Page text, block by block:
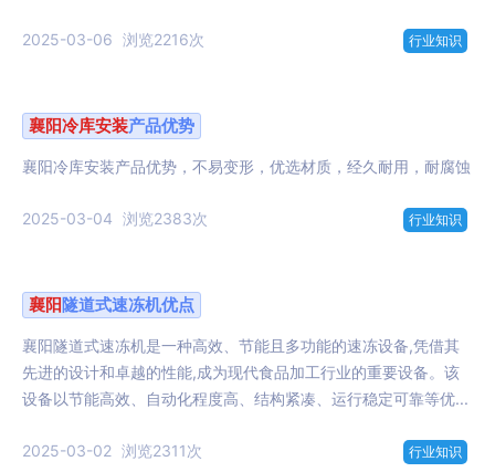
2025-03-06 浏览2216次 行业知识
襄阳冷库安装产品优势
襄阳冷库安装产品优势，不易变形，优选材质，经久耐用，耐腐蚀
2025-03-04 浏览2383次 行业知识
襄阳隧道式速冻机优点
襄阳隧道式速冻机是一种高效、节能且多功能的速冻设备,凭借其
先进的设计和卓越的性能,成为现代食品加工行业的重要设备。该
设备以节能高效、自动化程度高、结构紧凑、运行稳定可靠等优...
2025-03-02 浏览2311次 行业知识